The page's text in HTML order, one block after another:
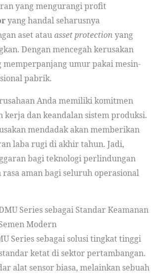
yang mengurangi profit
yang handal seharusnya
aset atauasset protection yang
Dengan mencegah kerusakan
memperpanjang umur pakai mesin-
pabrik.
Anda memiliki komitmen
dan keandalan sistem produksi.
mendadak akan memberikan
laba rugi di akhir tahun. Jadi,
bagi teknologi perlindungan
aman bagi seluruh operasional
Series sebagai Standar Keamanan
Modern
Series sebagai solusi tingkat tinggi
ketat di sektor pertambangan.
alat sensor biasa, melainkan sebuah